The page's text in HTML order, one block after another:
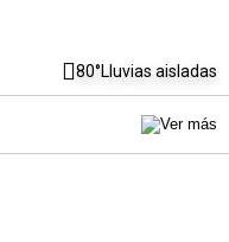
80°Lluvias aisladas